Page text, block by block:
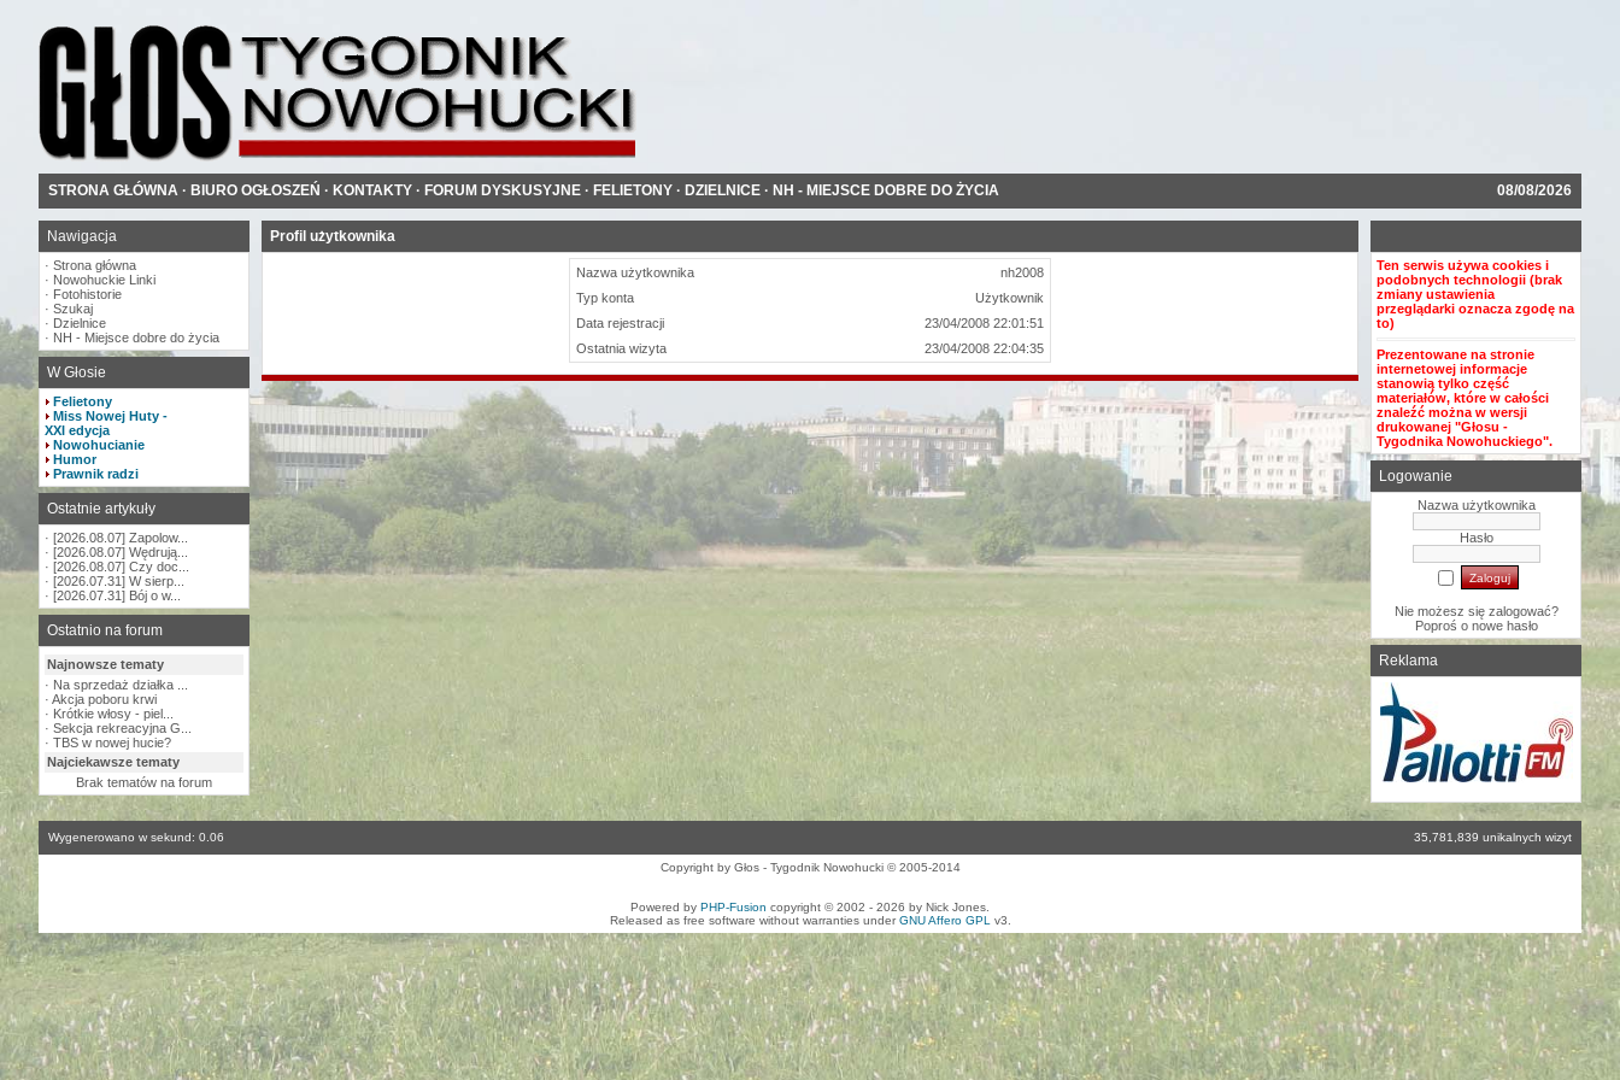
STRONA GŁÓWNA · BIURO OGŁOSZEŃ · KONTAKTY · FORUM DYSKUSYJNE · FELIETONY · DZIELNICE · NH - MIEJSCE DOBRE DO ŻYCIA 08/08/2026
Nawigacja
· Strona główna
· Nowohuckie Linki
· Fotohistorie
· Szukaj
· Dzielnice
· NH - Miejsce dobre do życia
W Głosie
Felietony
Miss Nowej Huty -
XXI edycja
Nowohucianie
Humor
Prawnik radzi
Ostatnie artykuły
· [2026.08.07] Zapolow...
· [2026.08.07] Wędrują...
· [2026.08.07] Czy doc...
· [2026.07.31] W sierp...
· [2026.07.31] Bój o w...
Ostatnio na forum
Najnowsze tematy
· Na sprzedaż działka ...
· Akcja poboru krwi
· Krótkie włosy - piel...
· Sekcja rekreacyjna G...
· TBS w nowej hucie?
Najciekawsze tematy
Brak tematów na forum
Profil użytkownika
Nazwa użytkownika
nh2008
Typ konta
Użytkownik
Data rejestracji
23/04/2008 22:01:51
Ostatnia wizyta
23/04/2008 22:04:35
Ten serwis używa cookies i
podobnych technologii (brak
zmiany ustawienia
przeglądarki oznacza zgodę na
to)
Prezentowane na stronie
internetowej informacje
stanowią tylko część
materiałów, które w całości
znaleźć można w wersji
drukowanej "Głosu -
Tygodnika Nowohuckiego".
Logowanie
Nazwa użytkownika
Hasło
Nie możesz się zalogować?
Poproś o nowe hasło
Reklama
Wygenerowano w sekund: 0.06 35,781,839 unikalnych wizyt
Copyright by Głos - Tygodnik Nowohucki © 2005-2014
Powered by PHP-Fusion copyright © 2002 - 2026 by Nick Jones.
Released as free software without warranties underGNU Affero GPL v3.